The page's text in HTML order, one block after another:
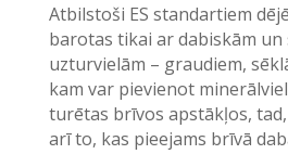
Atbilstoši ES standartiem
barotas tikai ar dabiskām un
uzturvielām – graudiem,
kam var pievienot
turētas brīvos apstākļos,
arī to, kas pieejams brīvā